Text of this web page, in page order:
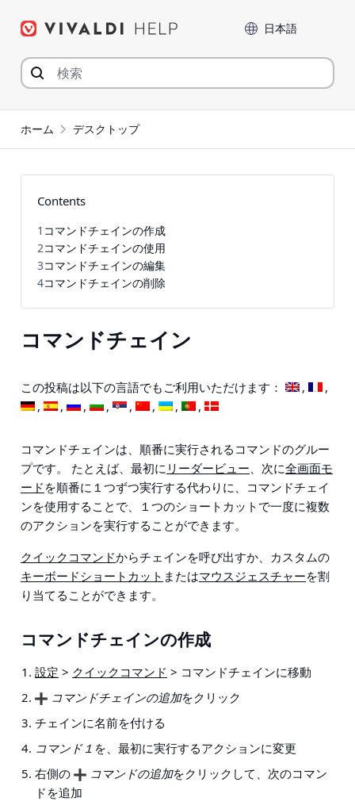
言語
ホーム デスクトップ
コマンドチェイン
この投稿は以下の言語でもご利用いただけます：
コマンドチェインは、順番に実行されるコマンドのグルー
プです。 たとえば、最初に リーダービュー、次に全画面モ
ード を順番に１つずつ実行する代わりに、コマンドチェイ
ンを使用することで、１つのショートカットで一度に複数
のアクションを実行することができます。
クイックコマンドからチェインを呼び出すか、カスタムの
キーボードショートカット またはマウスジェスチャーを割
り当てることができます。
コマンドチェインの作成
設定 > クイックコマンド > コマンドチェインに移動
コマンドチェインの追加をクリック
チェインに名前を付ける
コマンド１ を、最初に実行するアクションに変更
右側の
コマンドの追加をクリックして、次のコマン
ドを追加
Contents
1 コマンドチェインの作成
2コマンドチェインの使用
3コマンドチェインの編集
4コマンドチェインの削除